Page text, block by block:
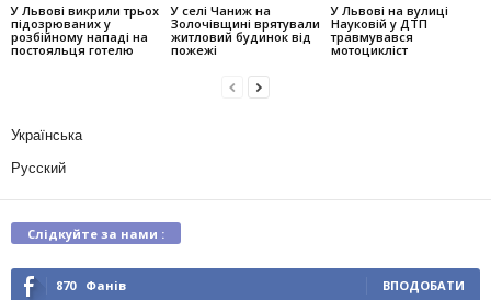
У Львові викрили трьох
підозрюваних у
розбійному нападі на
постояльця готелю
У селі Чаниж на
Золочівщині врятували
житловий будинок від
пожежі
У Львові на вулиці
Науковій у ДТП
травмувався
мотоцикліст
Українська
Русский
Слідкуйте за нами :
870 Фанів ВПОДОБАТИ